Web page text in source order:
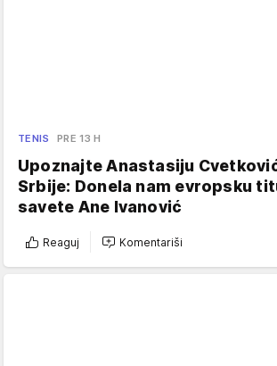
TENIS PRE 13 H
Upoznajte Anastasiju
Srbije: Donela nam evropsku
savete Ane Ivanović
Reaguj Komentariši